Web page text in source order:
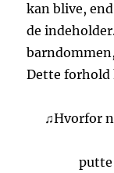
kan blive,
de
Dette forhold
♫Hvorfor
putte